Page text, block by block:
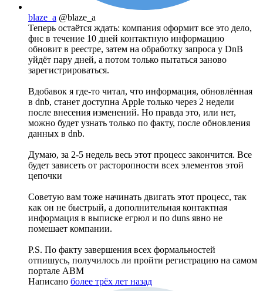
blaze_a @blaze_a
Теперь остаётся ждать: компания оформит все это дело,
фнс в течение 10 дней контактную информацию
обновит в реестре, затем на обработку запроса у DnB
уйдёт пару дней, а потом только пытаться заново
зарегистрироваться.
Вдобавок я где-то читал, что информация, обновлённая
в dnb, станет доступна Apple только через 2 недели
после внесения изменений. Но правда это, или нет,
можно будет узнать только по факту, после обновления
данных в dnb.
Думаю, за 2-5 недель весь этот процесс закончится. Все
будет зависеть от расторопности всех элементов этой
цепочки
Советую вам тоже начинать двигать этот процесс, так
как он не быстрый, а дополнительная контактная
информация в выписке егрюл и по duns явно не
помешает компании.
P.S. По факту завершения всех формальностей
отпишусь, получилось ли пройти регистрацию на самом
портале ABM
Написано более трёх лет назад